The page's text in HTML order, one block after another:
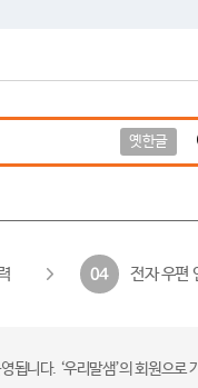
옛한글
04 전자 우편
니다. ‘우리말샘’의 회원으